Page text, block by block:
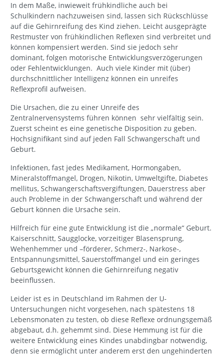
In dem Maße, inwieweit frühkindliche auch bei
Schulkindern nachzuweisen sind, lassen sich Rückschlüsse
auf die Gehirnreifung des Kind ziehen. Leicht ausgeprägte
Restmuster von frühkindlichen Reflexen sind verbreitet und
können kompensiert werden. Sind sie jedoch sehr
dominant, folgen motorische Entwicklungsverzögerungen
oder Fehlentwicklungen. Auch viele Kinder mit (über)
durchschnittlicher Intelligenz können ein unreifes
Reflexprofil aufweisen.
Die Ursachen, die zu einer Unreife des
Zentralnervensystems führen können sehr vielfältig sein.
Zuerst scheint es eine genetische Disposition zu geben.
Hochsignifikant sind auf jeden Fall Schwangerschaft und
Geburt.
Infektionen, fast jedes Medikament, Hormongaben,
Mineralstoffmangel, Drogen, Nikotin, Umweltgifte, Diabetes
mellitus, Schwangerschaftsvergiftungen, Dauerstress aber
auch Probleme in der Schwangerschaft und während der
Geburt können die Ursache sein.
Hilfreich für eine gute Entwicklung ist die „normale“ Geburt.
Kaiserschnitt, Saugglocke, vorzeitiger Blasensprung,
Wehenhemmer und –förderer, Schmerz-, Narkose-,
Entspannungsmittel, Sauerstoffmangel und ein geringes
Geburtsgewicht können die Gehirnreifung negativ
beeinflussen.
Leider ist es in Deutschland im Rahmen der U-
Untersuchungen nicht vorgesehen, nach spätestens 18
Lebensmonaten zu testen, ob diese Reflexe ordnungsgemäß
abgebaut, d.h. gehemmt sind. Diese Hemmung ist für die
weitere Entwicklung eines Kindes unabdingbar notwendig,
denn sie ermöglicht unter anderem erst den ungehinderten